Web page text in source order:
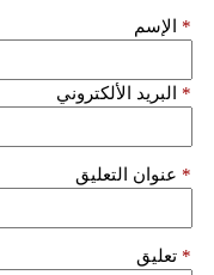
الإسم *
البريد الألكتروني *
عنوان التعليق *
تعليق *